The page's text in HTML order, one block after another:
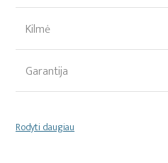
Kilmė
Garantija
Rodyti daugiau